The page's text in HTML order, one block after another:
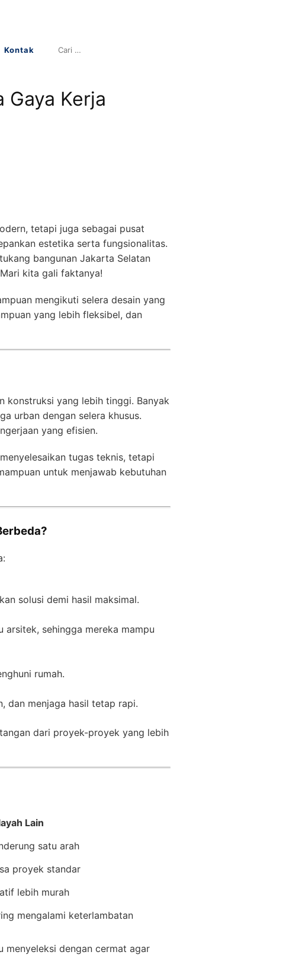
Kontak
Gaya Kerja
tetapi juga sebagai pusat
estetika serta fungsionalitas.
bangunan Jakarta Selatan
kita gali faktanya!
mengikuti selera desain yang
yang lebih fleksibel, dan
konstruksi yang lebih tinggi. Banyak
urban dengan selera khusus.
yang efisien.
tugas teknis, tetapi
untuk menjawab kebutuhan
solusi demi hasil maksimal.
sehingga mereka mampu
rumah.
dan menjaga hasil tetap rapi.
dari proyek-proyek yang lebih
Lain
satu arah
proyek standar
lebih murah
mengalami keterlambatan
menyeleksi dengan cermat agar